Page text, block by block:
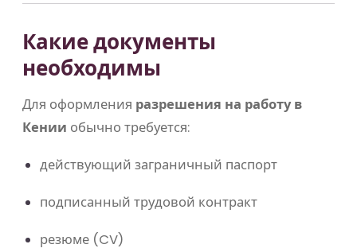
Какие документы
необходимы
Для оформления разрешения на работу в
Кении обычно требуется:
действующий заграничный паспорт
подписанный трудовой контракт
резюме (CV)